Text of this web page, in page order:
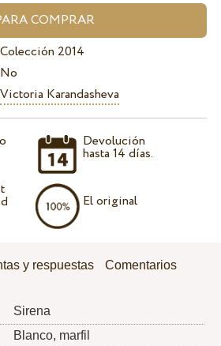
Colección 2014
No
Victoria Karandasheva
Devolución
hasta 14 días.
El original
y respuestas Comentarios
Sirena
Blanco, marfil